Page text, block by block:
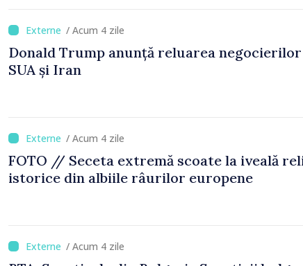
/ Acum 4 zile
Donald Trump anunță reluarea
SUA și Iran
/ Acum 4 zile
FOTO // Seceta extremă scoate la iveală
istorice din albiile râurilor europene
/ Acum 4 zile